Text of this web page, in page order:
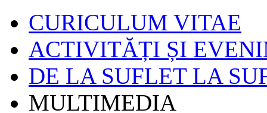
CURICULUM VITAE
ACTIVITĂȚI ȘI
DE LA SUFLET LA
MULTIMEDIA